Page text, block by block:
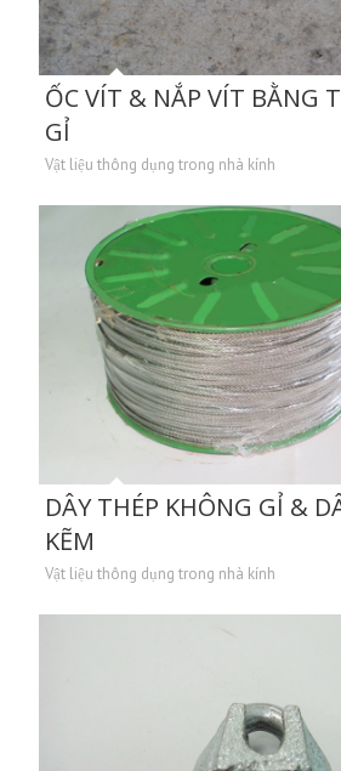
ỐC VÍT & NẮP VÍT BẰNG
GỈ
Vật liệu thông dụng trong nhà kính
DÂY THÉP KHÔNG GỈ &
KẼM
Vật liệu thông dụng trong nhà kính